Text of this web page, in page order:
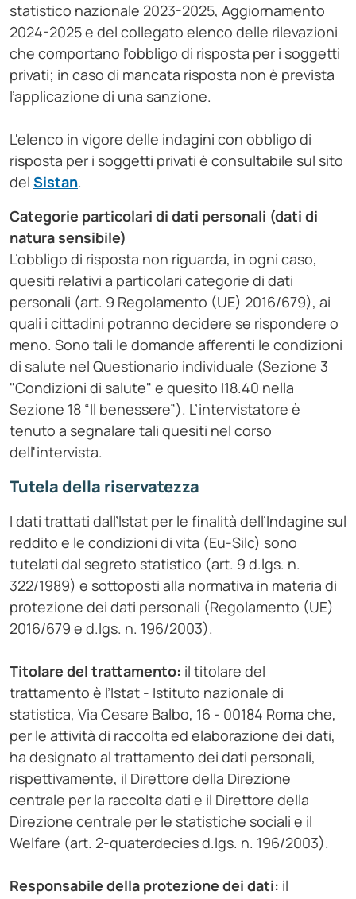
statistico nazionale 2023-2025, Aggiornamento
2024-2025 e del collegato elenco delle rilevazioni
che comportano l’obbligo di risposta per i soggetti
privati; in caso di mancata risposta non è prevista
l’applicazione di una sanzione.
L'elenco in vigore delle indagini con obbligo di
risposta per i soggetti privati è consultabile sul sito
del Sistan.
Categorie particolari di dati personali (dati di
natura sensibile)
L’obbligo di risposta non riguarda, in ogni caso,
quesiti relativi a particolari categorie di dati
personali (art. 9 Regolamento (UE) 2016/679), ai
quali i cittadini potranno decidere se rispondere o
meno. Sono tali le domande afferenti le condizioni
di salute nel Questionario individuale (Sezione 3
"Condizioni di salute" e quesito I18.40 nella
Sezione 18 “Il benessere”). L’intervistatore è
tenuto a segnalare tali quesiti nel corso
dell'intervista.
Tutela della riservatezza
I dati trattati dall’Istat per le finalità dell’Indagine sul
reddito e le condizioni di vita (Eu-Silc) sono
tutelati dal segreto statistico (art. 9 d.lgs. n.
322/1989) e sottoposti alla normativa in materia di
protezione dei dati personali (Regolamento (UE)
2016/679 e d.lgs. n. 196/2003).
Titolare del trattamento: il titolare del
trattamento è l’Istat - Istituto nazionale di
statistica, Via Cesare Balbo, 16 - 00184 Roma che,
per le attività di raccolta ed elaborazione dei dati,
ha designato al trattamento dei dati personali,
rispettivamente, il Direttore della Direzione
centrale per la raccolta dati e il Direttore della
Direzione centrale per le statistiche sociali e il
Welfare (art. 2-quaterdecies d.lgs. n. 196/2003).
Responsabile della protezione dei dati: il